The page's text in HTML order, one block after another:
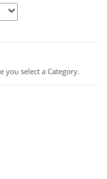
you select a Category.